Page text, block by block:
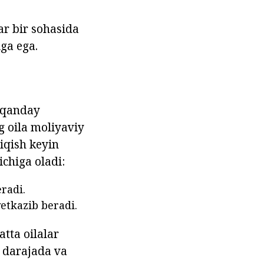
bir sohasida
ega.
oila moliyaviy
keyin
oladi:
beradi.
oilalar
va